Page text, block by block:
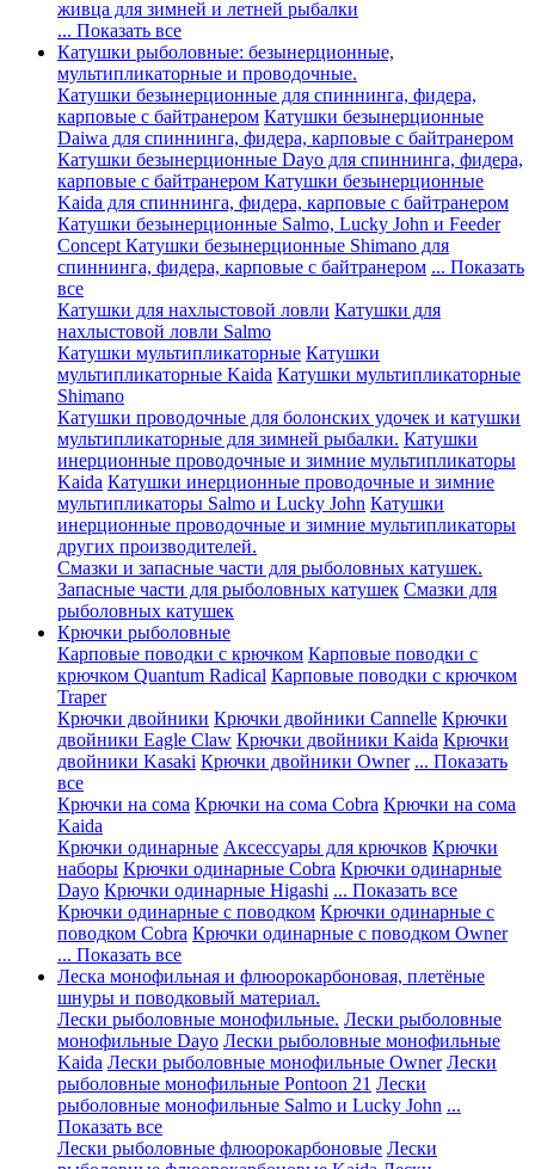
живца для зимней и летней рыбалки
... Показать все
Катушки рыболовные: безынерционные,
мультипликаторные и проводочные.
Катушки безынерционные для спиннинга, фидера,
карповые с байтранером Катушки безынерционные
Daiwa для спиннинга, фидера, карповые с байтранером
Катушки безынерционные Dayo для спиннинга, фидера,
карповые с байтранером Катушки безынерционные
Kaida для спиннинга, фидера, карповые с байтранером
Катушки безынерционные Salmo, Lucky John и Feeder
Concept Катушки безынерционные Shimano для
спиннинга, фидера, карповые с байтранером ... Показать
все
Катушки для нахлыстовой ловли Катушки для
нахлыстовой ловли Salmo
Катушки мультипликаторные Катушки
мультипликаторные Kaida Катушки мультипликаторные
Shimano
Катушки проводочные для болонских удочек и катушки
мультипликаторные для зимней рыбалки. Катушки
инерционные проводочные и зимние мультипликаторы
Kaida Катушки инерционные проводочные и зимние
мультипликаторы Salmo и Lucky John Катушки
инерционные проводочные и зимние мультипликаторы
других производителей.
Смазки и запасные части для рыболовных катушек.
Запасные части для рыболовных катушек Смазки для
рыболовных катушек
Крючки рыболовные
Карповые поводки с крючком Карповые поводки с
крючком Quantum Radical Карповые поводки с крючком
Traper
Крючки двойники Крючки двойники Cannelle Крючки
двойники Eagle Claw Крючки двойники Kaida Крючки
двойники Kasaki Крючки двойники Owner ... Показать
все
Крючки на сома Крючки на сома Cobra Крючки на сома
Kaida
Крючки одинарные Аксессуары для крючков Крючки
наборы Крючки одинарные Cobra Крючки одинарные
Dayo Крючки одинарные Higashi ... Показать все
Крючки одинарные с поводком Крючки одинарные с
поводком Cobra Крючки одинарные с поводком Owner
... Показать все
Леска монофильная и флюорокарбоновая, плетёные
шнуры и поводковый материал.
Лески рыболовные монофильные. Лески рыболовные
монофильные Dayo Лески рыболовные монофильные
Kaida Лески рыболовные монофильные Owner Лески
рыболовные монофильные Pontoon 21 Лески
рыболовные монофильные Salmo и Lucky John ...
Показать все
Лески рыболовные флюорокарбоновые Лески